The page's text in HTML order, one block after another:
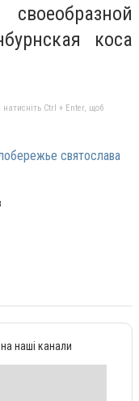
коса
Ctrl + Enter, щоб
святослава
наші канали